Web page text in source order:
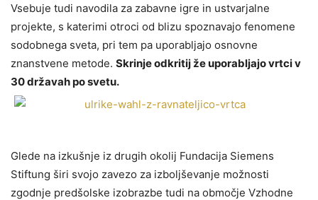
Vsebuje tudi navodila za zabavne igre in ustvarjalne
projekte, s katerimi otroci od blizu spoznavajo fenomene
sodobnega sveta, pri tem pa uporabljajo osnovne
znanstvene metode. Skrinje odkritij že uporabljajo vrtci v
30 državah po svetu.
Glede na izkušnje iz drugih okolij Fundacija Siemens
Stiftung širi svojo zavezo za izboljševanje možnosti
zgodnje predšolske izobrazbe tudi na območje Vzhodne